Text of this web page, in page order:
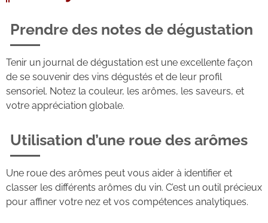
Prendre des notes de dégustation
Tenir un journal de dégustation est une excellente façon
de se souvenir des vins dégustés et de leur profil
sensoriel. Notez la couleur, les arômes, les saveurs, et
votre appréciation globale.
Utilisation d’une roue des arômes
Une roue des arômes peut vous aider à identifier et
classer les différents arômes du vin. C’est un outil précieux
pour affiner votre nez et vos compétences analytiques.